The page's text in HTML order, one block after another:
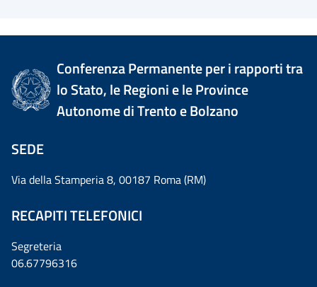
Conferenza Permanente per i rapporti tra
lo Stato, le Regioni e le Province
Autonome di Trento e Bolzano
SEDE
Via della Stamperia 8, 00187 Roma (RM)
RECAPITI TELEFONICI
Segreteria
06.67796316